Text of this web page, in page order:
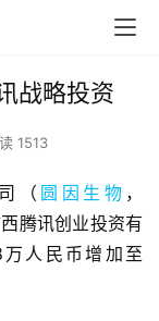
战略投资
1513
（ 圆因生物 ，
腾讯创业投资有
人民币增加至